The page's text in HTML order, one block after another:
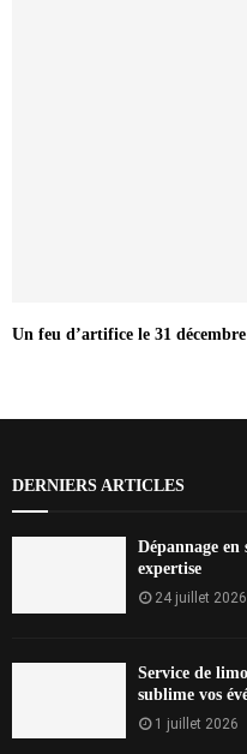
Un feu d’artifice le 31
DERNIERS ARTICLES
Dépannage
expertise
24 juillet 2026
Service de
sublime vos
1 juillet 2026